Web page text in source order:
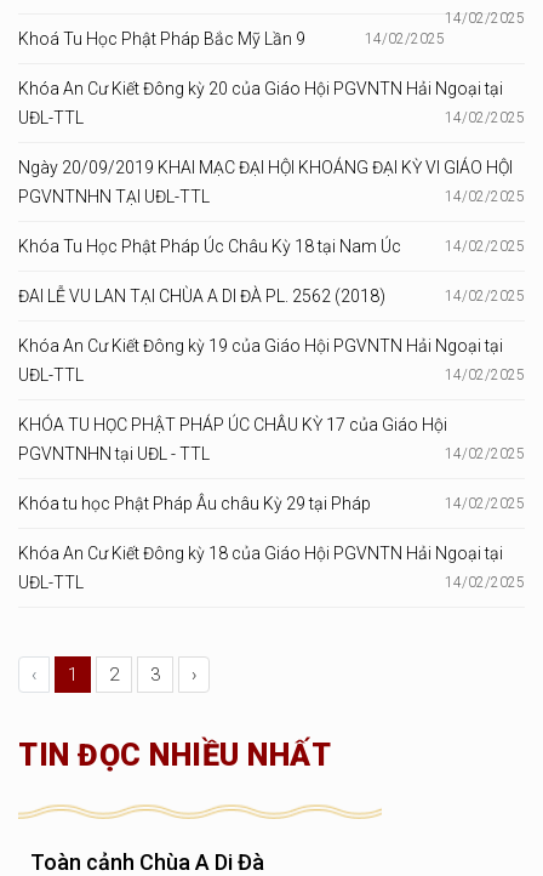
14/02/2025
Khoá Tu Học Phật Pháp Bắc Mỹ Lần 9 14/02/2025
Khóa An Cư Kiết Đông kỳ 20 của Giáo Hội PGVNTN Hải Ngoại tại
UĐL-TTL
14/02/2025
Ngày 20/09/2019 KHAI MẠC ĐẠI HỘI KHOÁNG ĐẠI KỲ VI GIÁO HỘI
PGVNTNHN TẠI UĐL-TTL
14/02/2025
Khóa Tu Học Phật Pháp Úc Châu Kỳ 18 tại Nam Úc 14/02/2025
ĐAI LỄ VU LAN TẠI CHÙA A DI ĐÀ PL. 2562 (2018) 14/02/2025
Khóa An Cư Kiết Đông kỳ 19 của Giáo Hội PGVNTN Hải Ngoại tại
UĐL-TTL
14/02/2025
KHÓA TU HỌC PHẬT PHÁP ÚC CHÂU KỲ 17 của Giáo Hội
PGVNTNHN tại UĐL - TTL
14/02/2025
Khóa tu học Phật Pháp Âu châu Kỳ 29 tại Pháp 14/02/2025
Khóa An Cư Kiết Đông kỳ 18 của Giáo Hội PGVNTN Hải Ngoại tại
UĐL-TTL
14/02/2025
‹ 1 2 3 ›
TIN ĐỌC NHIỀU NHẤT
Toàn cảnh Chùa A Di Đà